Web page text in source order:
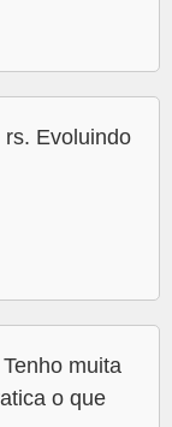
Evoluindo
muita
o que